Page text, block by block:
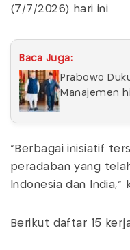
(7/7/2026) hari ini.
Baca Juga:
Prabowo
Manajemen
"Berbagai inisiatif
peradaban yang
Indonesia dan India,"
Berikut daftar 15